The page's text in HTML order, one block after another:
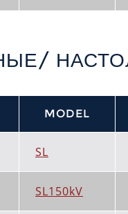
MODEL
SL
SL150kV